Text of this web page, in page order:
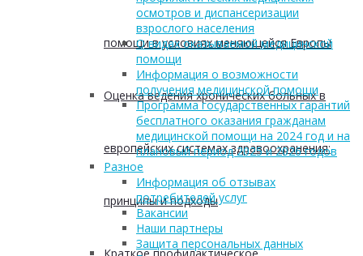
помощи в условиях меняющейся Европы
Оценка ведения хронических больных в
европейских системах здравоохранения:
принципы и подходы
осмотров и диспансеризации
взрослого населения
О видах оказываемой медицинской
помощи
Информация о возможности
получения медицинской помощи
Программа государственных гарантий
бесплатного оказания гражданам
медицинской помощи на 2024 год и на
плановый период 2025 и 2026 годов
Разное
Информация об отзывах
потребителей услуг
Вакансии
Наши партнеры
Защита персональных данных